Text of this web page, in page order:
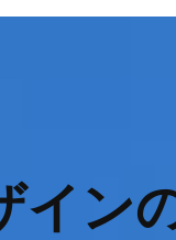
イン